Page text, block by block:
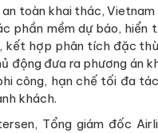
toàn khai thác, Vietnam
phần mềm dự báo, hiển
kết hợp phân tích đặc
động đưa ra phương án
công, hạn chế tối đa
khách.
Tổng giám đốc